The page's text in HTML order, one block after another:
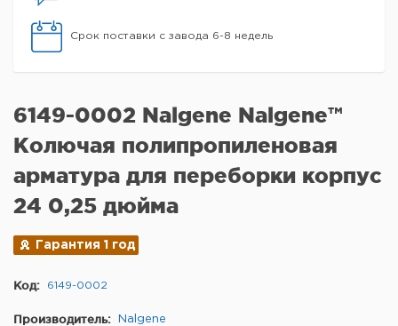
Срок поставки с завода 6-8 недель
6149-0002 Nalgene Nalgene™
Колючая полипропиленовая
арматура для переборки корпус
24 0,25 дюйма
Гарантия 1 год
Код: 6149-0002
Производитель: Nalgene